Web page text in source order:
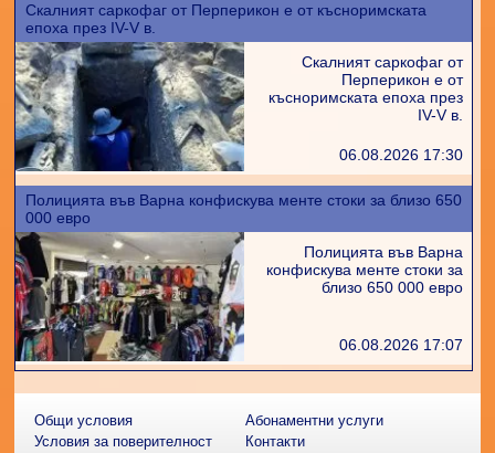
Скалният саркофаг от Перперикон е от късноримската
епоха през IV-V в.
Скалният саркофаг от
Перперикон е от
късноримската епоха през
IV-V в.
06.08.2026 17:30
Полицията във Варна конфискува менте стоки за близо 650
000 евро
Полицията във Варна
конфискува менте стоки за
близо 650 000 евро
06.08.2026 17:07
Общи условия
Условия за поверителност
Абонаментни услуги
Контакти